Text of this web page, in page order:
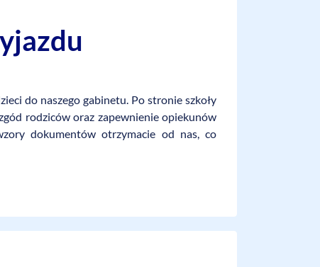
do naszego gabinetu. Po stronie szkoły
rodziców oraz zapewnienie opiekunów
dokumentów otrzymacie od nas, co